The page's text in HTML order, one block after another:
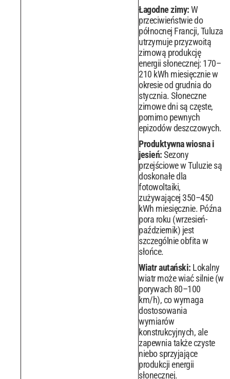
Łagodne zimy:W
przeciwieństwie do
północnej Francji, Tuluza
utrzymuje przyzwoitą
zimową produkcję
energii słonecznej: 170–
210 kWh miesięcznie w
okresie od grudnia do
stycznia. Słoneczne
zimowe dni są częste,
pomimo pewnych
epizodów deszczowych.
Produktywna wiosna i
jesień:Sezony
przejściowe w Tuluzie są
doskonałe dla
fotowoltaiki,
zużywającej 350–450
kWh miesięcznie. Późna
pora roku (wrzesień-
październik) jest
szczególnie obfita w
słońce.
Wiatr autański: Lokalny
wiatr może wiać silnie (w
porywach 80–100
km/h), co wymaga
dostosowania
wymiarów
konstrukcyjnych, ale
zapewnia także czyste
niebo sprzyjające
produkcji energii
słonecznej.